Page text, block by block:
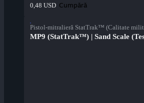
0,48 USD Cumpără
Pistol-mitralieră StatTrak™ (Calitate
MP9 (StatTrak™) | Sand Scale